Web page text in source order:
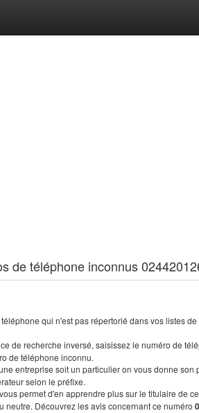
de téléphone inconnus
qui n'est pas répertorié dans vos listes
de recherche inversé, saisissez le numéro de
de téléphone inconnu.
entreprise soit un particulier on vous donne son
selon le préfixe.
vous permet d'en apprendre plus sur le titulaire de
neutre. Découvrez les avis concernant ce numéro